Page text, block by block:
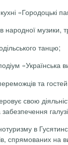
«Городоцькі
народної музики,
танцю;
«Українська
та
свою
в
спрямованих на